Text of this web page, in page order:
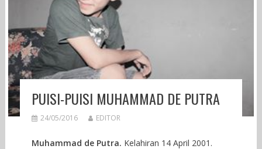
PUISI-PUISI MUHAMMAD DE PUTRA
24/05/2016 EDITOR
Muhammad de Putra. Kelahiran 14 April 2001.